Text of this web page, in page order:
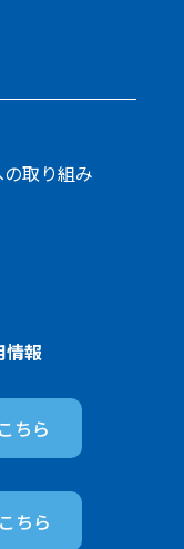
取り組み
情報
こちら
こちら